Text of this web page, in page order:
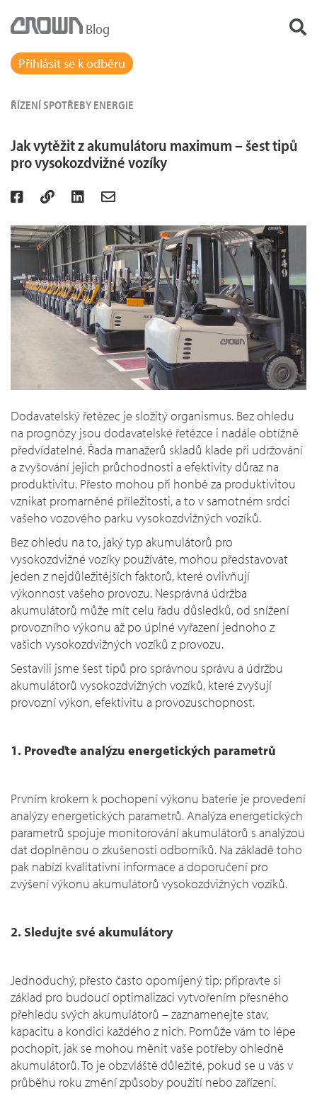
Blog
Přihlásit se k odběru
ŘÍZENÍ SPOTŘEBY ENERGIE
Jak vytěžit z akumulátoru maximum – šest tipů
pro vysokozdvižné vozíky
Dodavatelský řetězec je složitý organismus. Bez ohledu
na prognózy jsou dodavatelské řetězce i nadále obtížně
předvídatelné. Řada manažerů skladů klade při udržování
a zvyšování jejich průchodnosti a efektivity důraz na
produktivitu. Přesto mohou při honbě za produktivitou
vznikat promarněné příležitosti, a to v samotném srdci
vašeho vozového parku vysokozdvižných vozíků.
Bez ohledu na to, jaký typ akumulátorů pro
vysokozdvižné vozíky používáte, mohou představovat
jeden z nejdůležitějších faktorů, které ovlivňují
výkonnost vašeho provozu. Nesprávná údržba
akumulátorů může mít celu řadu důsledků, od snížení
provozního výkonu až po úplné vyřazení jednoho z
vašich vysokozdvižných vozíků z provozu.
Sestavili jsme šest tipů pro správnou správu a údržbu
akumulátorů vysokozdvižných vozíků, které zvyšují
provozní výkon, efektivitu a provozuschopnost.
1. Proveďte analýzu energetických parametrů
Prvním krokem k pochopení výkonu baterie je provedení
analýzy energetických parametrů. Analýza energetických
parametrů spojuje monitorování akumulátorů s analýzou
dat doplněnou o zkušenosti odborníků. Na základě toho
pak nabízí kvalitativní informace a doporučení pro
zvýšení výkonu akumulátorů vysokozdvižných vozíků.
2. Sledujte své akumulátory
Jednoduchý, přesto často opomíjený tip: připravte si
základ pro budoucí optimalizaci vytvořením přesného
přehledu svých akumulátorů – zaznamenejte stav,
kapacitu a kondici každého z nich. Pomůže vám to lépe
pochopit, jak se mohou měnit vaše potřeby ohledně
akumulátorů. To je obzvláště důležité, pokud se u vás v
průběhu roku změní způsoby použití nebo zařízení.